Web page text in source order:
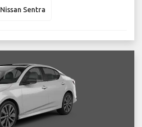
Nissan Sentra